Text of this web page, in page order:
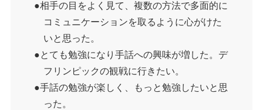
相手の目をよく見て、複数の方法で多面的に
コミュニケーションを取るように心がけた
いと思った。
とても勉強になり手話への興味が増した。デ
フリンピックの観戦に行きたい。
手話の勉強が楽しく、もっと勉強したいと思
った。